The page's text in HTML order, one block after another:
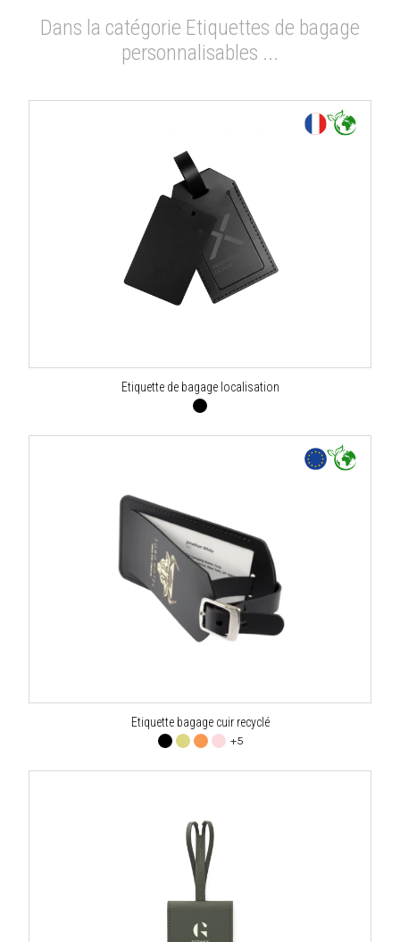
Dans la catégorie Etiquettes de bagage
personnalisables ...
Etiquette de bagage localisation
Etiquette bagage cuir recyclé
+5